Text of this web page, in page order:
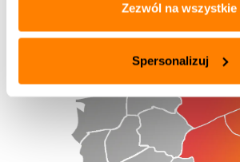
Zezwól na wszystkie
Spersonalizuj